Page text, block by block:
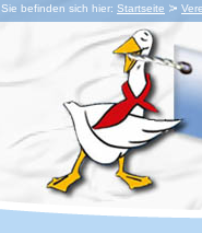
Sie befinden sich hier: Startseite